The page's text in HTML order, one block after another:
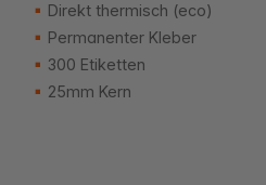
Direkt thermisch (eco)
Permanenter Kleber
300 Etiketten
25mm Kern